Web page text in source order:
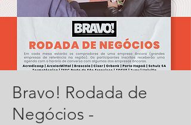
Bravo! Rodada de
Negócios -